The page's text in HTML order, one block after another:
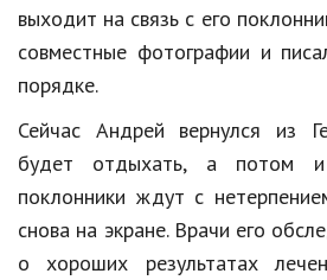
Природа
Образование
Наука и технологии
выходит на связь с его
совместные фотографии и
порядке.
Сейчас Андрей вернулся из
будет отдыхать, а потом
поклонники ждут с
снова на экране. Врачи его
о хороших результатах